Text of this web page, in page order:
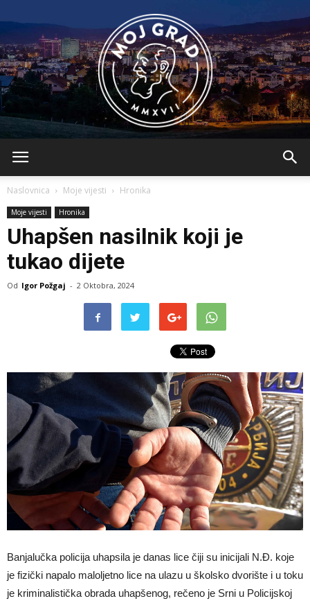
Naslovnica Moje vijesti Hronika
Moje vijesti Hronika
Uhapšen nasilnik koji je
tukao dijete
Od Igor Požgaj - 2 Oktobra, 2024
Banjalučka policija uhapsila je danas lice čiji su inicijali N.Đ. koje
je fizički napalo maloljetno lice na ulazu u školsko dvorište i u toku
je kriminalistička obrada uhapšenog, rečeno je Srni u Policijskoj